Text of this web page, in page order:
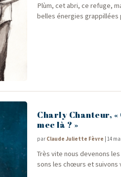
Plùm, cet abri, ce refuge,
belles éner­gies grap­pillées
Charly Chanteur, «
mec là ? »
par Claude Juliette Fèvre |14
Très vite nous deve­nons
sons les chœurs et